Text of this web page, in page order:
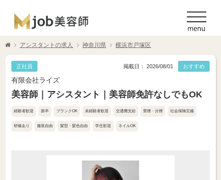
アシスタントの求人 神奈川県 横浜市戸塚区
正社員 おすすめ
掲載日： 2026/08/01
有限会社ライズ
美容師｜アシスタント｜美容師免許なしでもOK
経験者歓迎 新卒 ブランクOK 未経験者歓迎 交通費支給 禁煙・分煙 社会保険完備
研修あり 服装自由 髪型・髪色自由 学生歓迎 ネイルOK